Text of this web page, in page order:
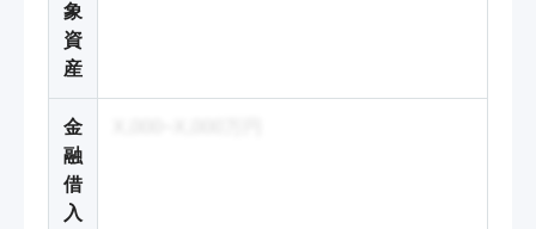
象
資
産
金
融
借
入